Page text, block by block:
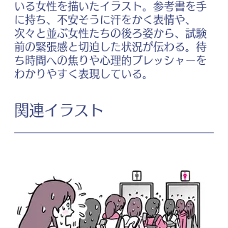
いる女性を描いたイラスト。参考書を手
に持ち、不安そうに汗をかく表情や、
次々と並ぶ女性たちの後ろ姿から、試験
前の緊張感と切迫した状況が伝わる。待
ち時間への焦りや心理的プレッシャーを
わかりやすく表現している。
​関連イラスト